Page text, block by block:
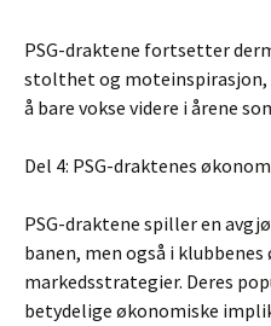
PSG-draktene fortsetter
stolthet og moteinspirasjon,
å bare vokse videre i årene
Del 4: PSG-draktenes
PSG-draktene spiller en
banen, men også i
markedsstrategier. Deres
betydelige økonomiske